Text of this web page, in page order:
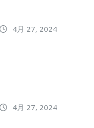
4月 27, 2024
4月 27, 2024